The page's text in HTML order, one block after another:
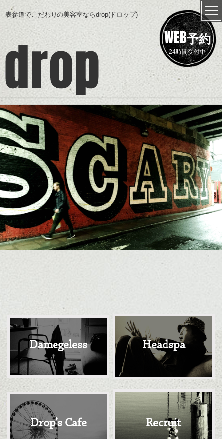
表参道でこだわりの美容室ならdrop(ドロップ)
WEB予約
24時間受付中
Damegeless Headspa
Drop’s Cafe Recruit